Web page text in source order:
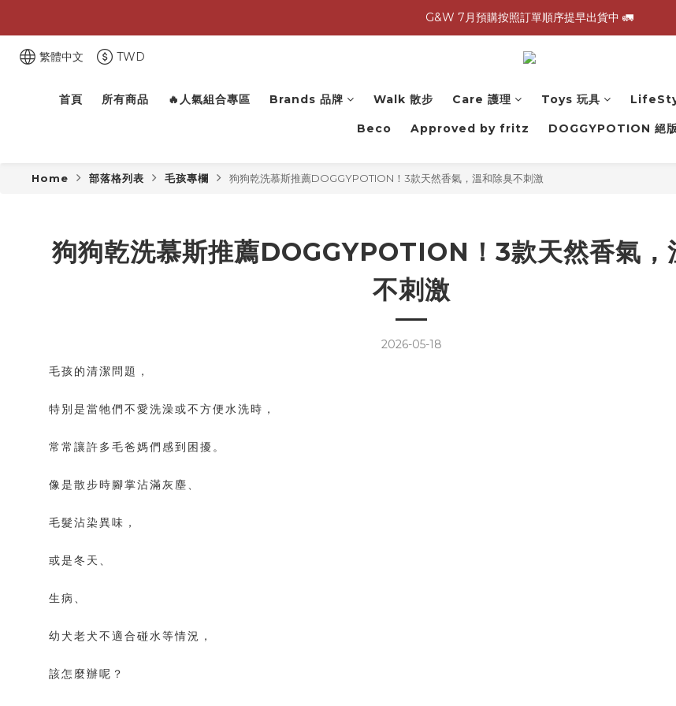
G&W 7月預購按照訂單順序提早出貨中 🚛
G&W 7月預購按照訂單順序提早出貨中 🚛
\ 加入會員領$60購物金，生日再領$100！/
G&W 7月預購按照訂單順序提早出貨中 🚛
繁體中文 TWD
首頁 所有商品 🔥人氣組合專區 Brands 品牌 Walk 散步 Care 護理 Toys 玩具
Beco Approved by fritz DOGGYPOTION 絕
Home 部落格列表 毛孩專欄 狗狗乾洗慕斯推薦DOGGYPOTION！3款天然香氣，溫和除臭不刺激
狗狗乾洗慕斯推薦DOGGYPOTION！3款天然香氣，
不刺激
2026-05-18
毛孩的清潔問題，
特別是當牠們不愛洗澡或不方便水洗時，
常常讓許多毛爸媽們感到困擾。
像是散步時腳掌沾滿灰塵、
毛髮沾染異味，
或是冬天、
生病、
幼犬老犬不適合碰水等情況，
該怎麼辦呢？